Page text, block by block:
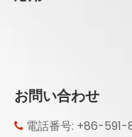
お問い合わせ
 電話番号: +86-591-